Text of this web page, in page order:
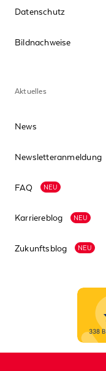
Datenschutz
Bildnachweise
Aktuelles
News
Newsletteranmeldung
FAQ NEU
Karriereblog NEU
Zukunftsblog NEU